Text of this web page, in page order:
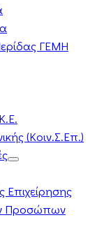
ΓΕΜΗ
(Κοιν.Σ.Επ.)
Επιχείρησης
Προσώπων